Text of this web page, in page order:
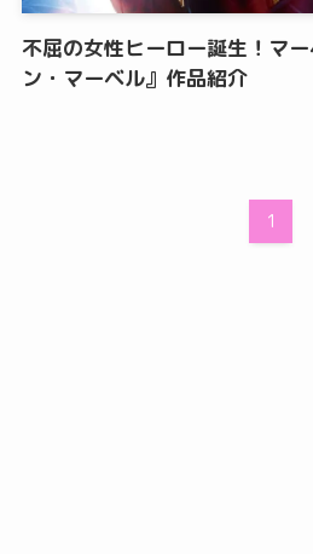
不屈の女性ヒーロー誕生！マ
ン・マーベル』作品紹介
1